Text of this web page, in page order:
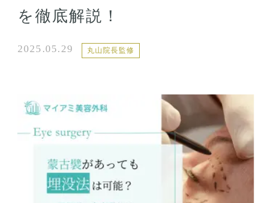
を徹底解説！
2025.05.29 丸山院長監修